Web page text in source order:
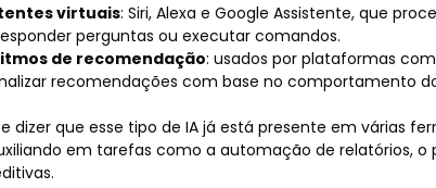
virtuais: Siri, Alexa e Google Assistente, que
perguntas ou executar comandos.
de recomendação: usados ​​por plataformas
recomendações com base no comportamento
dizer que esse tipo de IA já está presente em várias
em tarefas como a automação de relatórios,